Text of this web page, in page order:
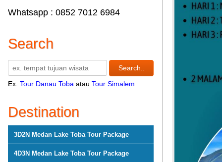
Whatsapp : 0852 7012 6984
Search
Ex. Tour Danau Toba atau Tour Simalem
Destination
3D2N Medan Lake Toba Tour Package
4D3N Medan Lake Toba Tour Package